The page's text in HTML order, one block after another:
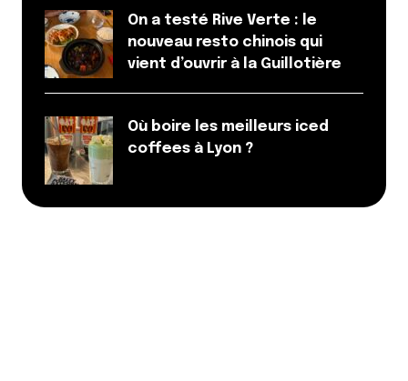
On a testé Rive Verte : le
nouveau resto chinois qui
vient d’ouvrir à la Guillotière
Où boire les meilleurs iced
coffees à Lyon ?